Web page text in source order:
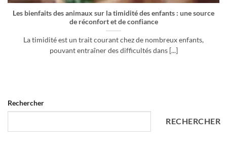
Les bienfaits des animaux sur la timidité des enfants : une source
de réconfort et de confiance
La timidité est un trait courant chez de nombreux enfants,
pouvant entraîner des difficultés dans [...]
Rechercher
RECHERCHER